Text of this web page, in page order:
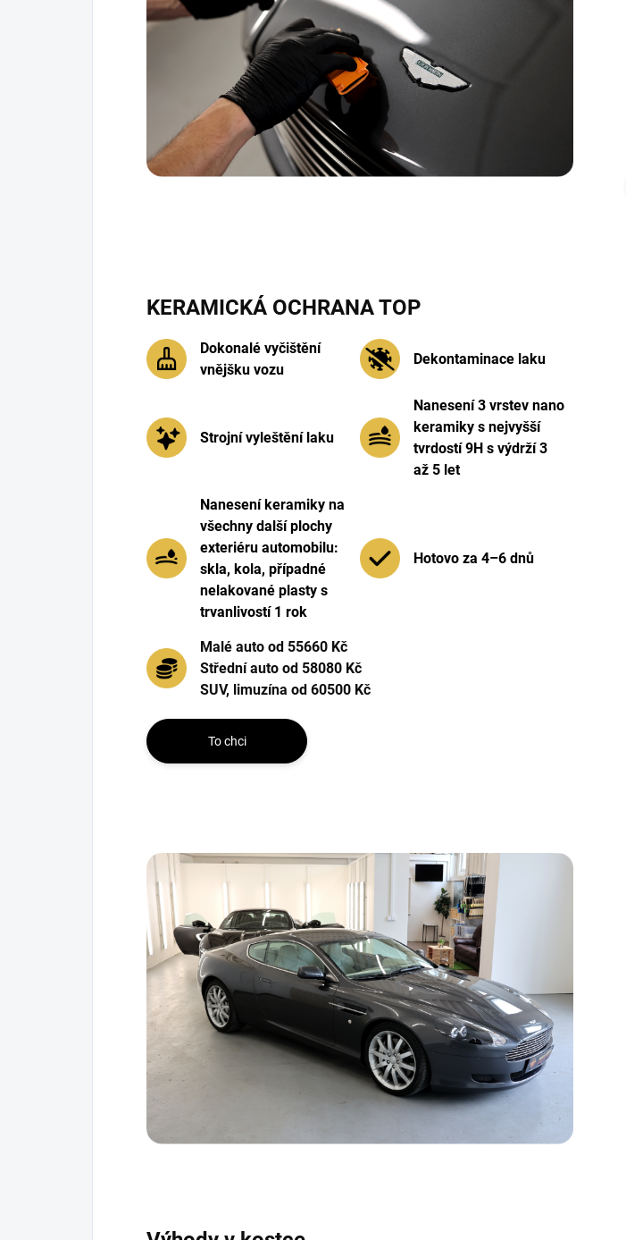
KERAMICKÁ OCHRANA TOP
Dokonalé vyčištění
vnějšku vozu
Dekontaminace laku
Strojní vyleštění laku
Nanesení 3 vrstev nano
keramiky s nejvyšší
tvrdostí 9H s výdrží 3
až 5 let
Nanesení keramiky na
všechny další plochy
exteriéru automobilu:
skla, kola, případné
nelakované plasty s
trvanlivostí 1 rok
Hotovo za 4–6 dnů
Malé auto od 55660 Kč
Střední auto od 58080 Kč
SUV, limuzína od 60500 Kč
To chci